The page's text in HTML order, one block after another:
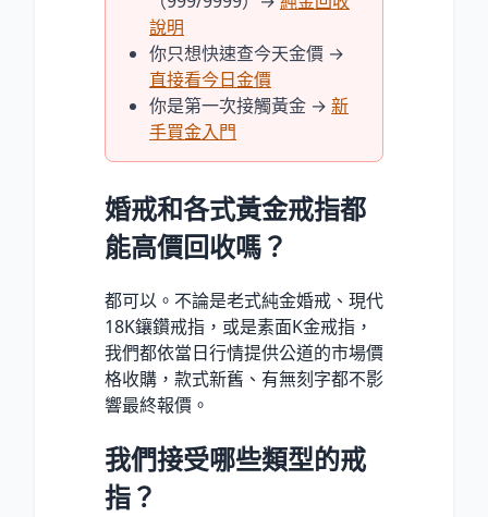
說明
你只想快速查今天金價 →
直接看今日金價
你是第一次接觸黃金 → 新
手買金入門
婚戒和各式黃金戒指都
能高價回收嗎？
都可以。不論是老式純金婚戒、現代
18K鑲鑽戒指，或是素面K金戒指，
我們都依當日行情提供公道的市場價
格收購，款式新舊、有無刻字都不影
響最終報價。
我們接受哪些類型的戒
指？